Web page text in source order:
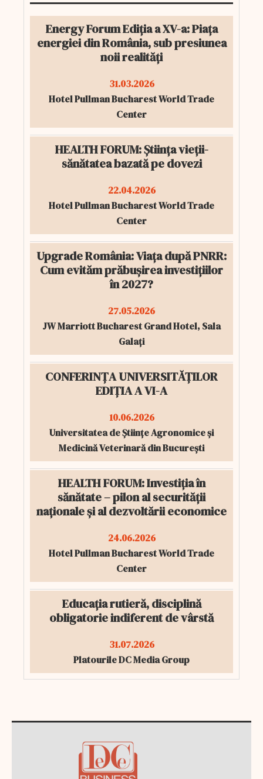
Energy Forum Ediția a XV-a: Piața
energiei din România, sub presiunea
noii realități
31.03.2026
Hotel Pullman Bucharest World Trade
Center
HEALTH FORUM: Știința vieții-
sănătatea bazată pe dovezi
22.04.2026
Hotel Pullman Bucharest World Trade
Center
Upgrade România: Viața după PNRR:
Cum evităm prăbușirea investițiilor
în 2027?
27.05.2026
JW Marriott Bucharest Grand Hotel, Sala
Galați
CONFERINȚA UNIVERSITĂȚILOR
EDIȚIA A VI-A
10.06.2026
Universitatea de Științe Agronomice și
Medicină Veterinară din București
HEALTH FORUM: Investiția în
sănătate – pilon al securității
naționale și al dezvoltării economice
24.06.2026
Hotel Pullman Bucharest World Trade
Center
Educația rutieră, disciplină
obligatorie indiferent de vârstă
31.07.2026
Platourile DC Media Group